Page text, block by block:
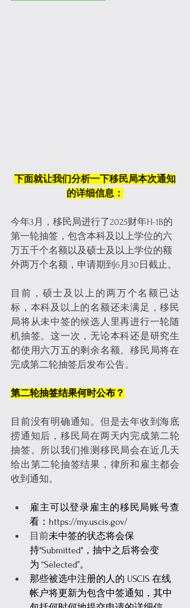
下面就让我们分析一下移民局本次通知
的详细信息：
今年3月，移民局进行了2025财年H-1B的
第一轮抽签，包含本科及以上学位的六
万五千个名额以及硕士及以上学位的额
外两万个名额，申请期到6月30日截止。
目前，硕士及以上的两万个名额已达
标，本科及以上的名额还未满足，移民
局将从未中签的候选人里再进行一轮随
机抽签。这一次，无论本科还是研究生
都使用六万五的剩余名额。移民局将在
完成第二轮抽签后发布公告。
第二轮抽签结果何时公布？
目前没有明确通知。但是去年收到海底
捞通知后，移民局在两天内完成第二轮
抽签。所以我们推测移民局会在近几天
给出第二轮抽签结果，律所和雇主都会
收到通知。
雇主可以登录雇主的移民局账号查
看： https://my.uscis.gov/
目前未中签的状态将会保
持"Submitted"，抽中之后将会变
为 “Selected”。
那些被选中注册的人的 USCIS 在线
帐户将更新为包含中签通知，其中